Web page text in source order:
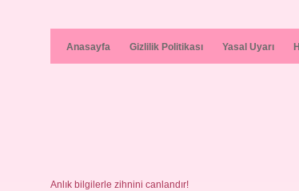
Anasayfa Gizlilik Politikası Yasal Uyarı
Anlık bilgilerle zihnini canlandır!